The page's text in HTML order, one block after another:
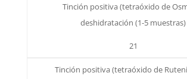
Tinción positiva (tetraóxido de
deshidratación (1-5 muestras)
21
Tinción positiva (tetraóxido de